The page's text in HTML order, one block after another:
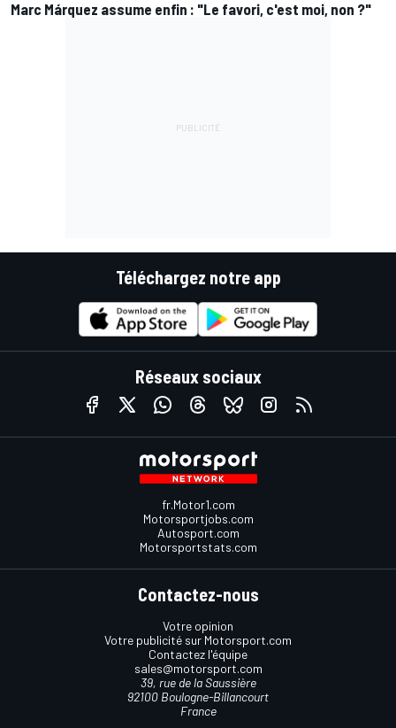
Marc Márquez assume enfin : "Le favori, c'est moi, non ?"
Téléchargez notre app
Réseaux sociaux
fr.Motor1.com
Motorsportjobs.com
Autosport.com
Motorsportstats.com
Contactez-nous
Votre opinion
Votre publicité sur Motorsport.com
Contactez l'équipe
sales@motorsport.com
39, rue de la Saussière
92100 Boulogne-Billancourt
France